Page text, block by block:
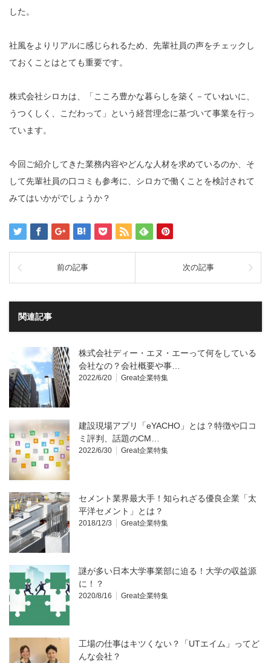
した。
社風をよりリアルに感じられるため、先輩社員の声をチェックし
ておくことはとても重要です。
株式会社シロカは、「こころ豊かな暮らしを築く－ていねいに、
うつくしく、こだわって」という経営理念に基づいて事業を行っ
ています。
今回ご紹介してきた業務内容やどんな人材を求めているのか、そ
して先輩社員の口コミも参考に、シロカで働くことを検討されて
みてはいかがでしょうか？
前の記事 次の記事
関連記事
株式会社ディー・エヌ・エーって何をしている
会社なの？会社概要や事…
2022/6/20 Great企業特集
建設現場アプリ「eYACHO」とは？特徴や口コ
ミ評判、話題のCM…
2022/6/30 Great企業特集
セメント業界最大手！知られざる優良企業「太
平洋セメント」とは？
2018/12/3 Great企業特集
謎が多い日本大学事業部に迫る！大学の収益源
に！？
2020/8/16 Great企業特集
工場の仕事はキツくない？「UTエイム」ってど
んな会社？